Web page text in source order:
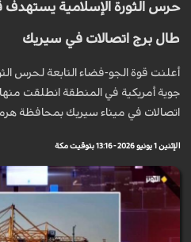
حرس الثورة الإسلامية يستهدف
طال برج اتصالات في سيريك
أعلنت قوة الجو-فضاء التابعة لحرس
جوية أمريكية في المنطقة انطلقت
اتصالات في ميناء سيريك بمحافظة
الإثنين 1 يونيو 2026 - 13:16 بتوقيت مكة